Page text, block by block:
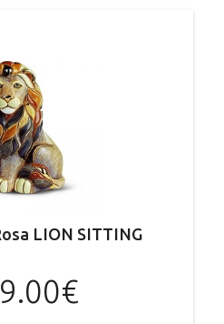
LION SITTING